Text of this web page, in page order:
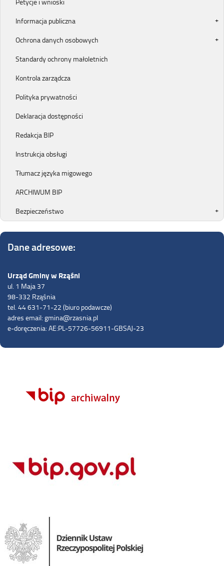
Informacja publiczna
Ochrona danych osobowych
Standardy ochrony małoletnich
Kontrola zarządcza
Polityka prywatności
Deklaracja dostępności
Redakcja BIP
Instrukcja obsługi
Tłumacz języka migowego
ARCHIWUM BIP
Bezpieczeństwo
Dane adresowe:
Urząd Gminy w Rząśni
ul. 1 Maja 37
98-332 Rząśnia
tel. 44 631-71-22 (biuro podawcze)
adres email: gmina@rzasnia.pl
e-doręczenia: AE:PL-57726-56911-GBSAJ-23